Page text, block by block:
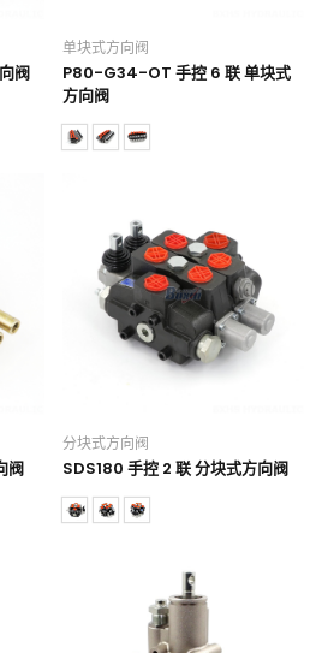
阀
单块式方向阀
P80-G34-OT 手控 6 联 单块式
方向阀
阀
分块式方向阀
SDS180 手控 2 联 分块式方向阀